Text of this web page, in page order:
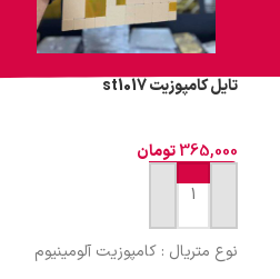
تایل کامپوزیت st1017
365,000تومان
افزودن به سبد خرید
نوع متریال : کامپوزیت آلومینیوم